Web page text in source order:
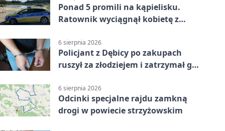
Ponad 5 promili na kąpielisku.
Ratownik wyciągnął kobietę z
6 sierpnia 2026
Policjant z Dębicy po zakupach
ruszył za złodziejem i zatrzymał go
6 sierpnia 2026
Odcinki specjalne rajdu zamkną
drogi w powiecie strzyżowskim